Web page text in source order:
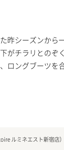
昨シーズンから
がチラリとのぞ
ロングブーツを
ルミネエスト新宿店）